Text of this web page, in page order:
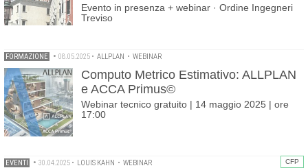
Evento in presenza + webinar · Ordine Ingegneri
Treviso
FORMAZIONE • 08.05.2025 • ALLPLAN • WEBINAR
Computo Metrico Estimativo: ALLPLAN
e ACCA Primus©
Webinar tecnico gratuito | 14 maggio 2025 | ore
17:00
CFP
EVENTI • 30.04.2025 • LOUIS KAHN • WEBINAR